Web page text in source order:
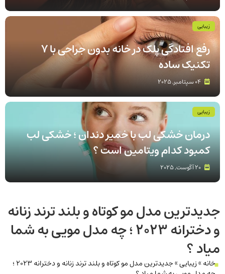
رفع افتادگی پلک در خانه بدون جراحی با 7
تکنیک ساده
زیبایی
درمان خشکی لب با خمیر دندان ؛ خشکی لب
کمبود کدام ویتامین است ؟
زیبایی
جدیدترین مدل مو کوتاه و بلند ترند زنانه
و دخترانه 2023 ؛ چه مدل مویی به شما
میاد ؟
خانه»زیبایی»
جدیدترین مدل مو کوتاه و بلند ترند زنانه و دخترانه 2023 ؛